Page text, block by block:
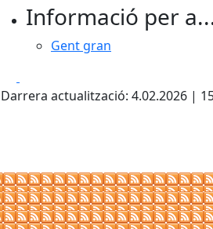
Informació per
Gent gran
Darrera actualització: 4.02.2026 |